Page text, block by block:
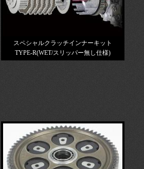
スペシャルクラッチインナーキット
TYPE-R(WET/スリッパー無し仕様)